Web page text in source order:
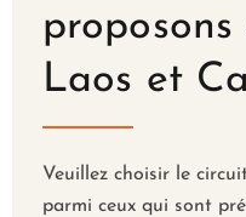
Laos et
Veuillez choisir le
parmi ceux qui sont